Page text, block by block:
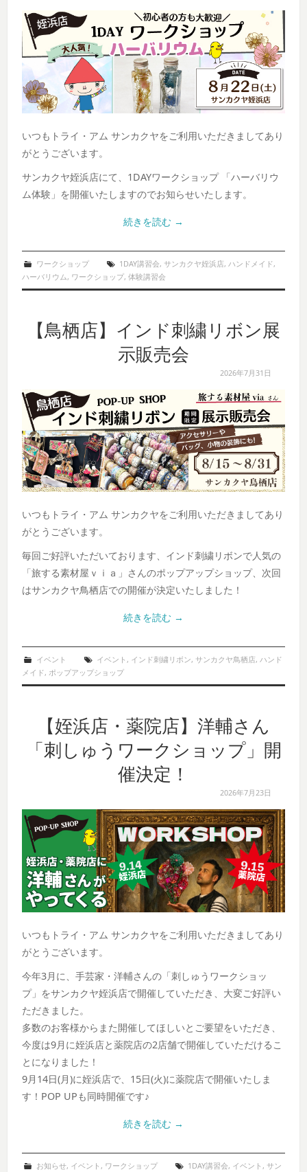
いつもトライ・アム サンカクヤをご利用いただきましてあり
がとうございます。
サンカクヤ姪浜店にて、1DAYワークショップ 「ハーバリウ
ム体験」を開催いたしますのでお知らせいたします。
続きを読む →
ワークショップ 1DAY講習会, サンカクヤ姪浜店, ハンドメイド,
ハーバリウム , ワークショップ,体験講習会
【鳥栖店】インド刺繍リボン展
示販売会
2026年7月31日
いつもトライ・アム サンカクヤをご利用いただきましてあり
がとうございます。
毎回ご好評いただいております、インド刺繍リボンで人気の
「旅する素材屋ｖｉａ」さんのポップアップショップ、次回
はサンカクヤ鳥栖店での開催が決定いたしました！
続きを読む →
イベント イベント , インド刺繍リボン, サンカクヤ鳥栖店,ハンド
メイド,ポップアップショップ
【姪浜店・薬院店】洋輔さん
「刺しゅうワークショップ」開
催決定！
2026年7月23日
いつもトライ・アム サンカクヤをご利用いただきましてあり
がとうございます。
今年3月に、手芸家・洋輔さんの「刺しゅうワークショッ
プ」をサンカクヤ姪浜店で開催していただき、大変ご好評い
ただきました。
多数のお客様からまた開催してほしいとご要望をいただき、
今度は9月に姪浜店と薬院店の2店舗で開催していただけるこ
とになりました！
9月14日(月)に姪浜店で、15日(火)に薬院店で開催いたしま
す！POP UPも同時開催です♪
続きを読む →
お知らせ, イベント , ワークショップ 1DAY講習会, イベント , サン